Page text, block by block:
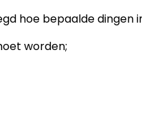
hoe bepaalde dingen
worden;